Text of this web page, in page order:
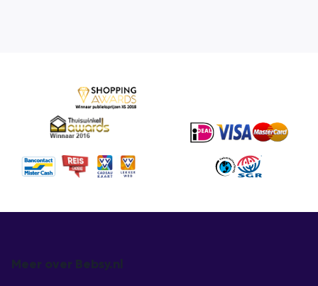
Meer over Bebsy.nl